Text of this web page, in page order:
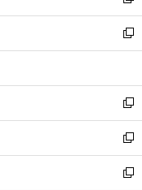
開
く
ウ
で
開
ン
ド
ウ
開
く
ウ
ィ
ン
ウ
で
開
く
し
い
ウ
ン
ド
ウ
で
開
く
新
し
ウ
ィ
ン
ド
ウ
で
新
し
い
ウ
ィ
新
し
い
新